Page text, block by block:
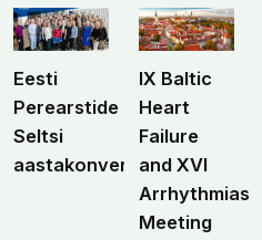
Eesti
Perearstide
Seltsi
aastakonverents
IX Baltic
Heart
Failure
and XVI
Arrhythmias
Meeting